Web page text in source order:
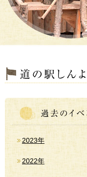
2023年
2022年